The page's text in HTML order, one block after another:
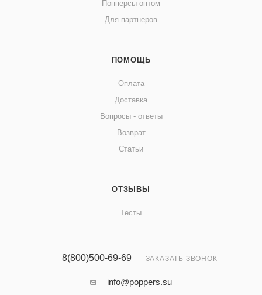
Попперсы оптом
Для партнеров
ПОМОЩЬ
Оплата
Доставка
Вопросы - ответы
Возврат
Статьи
ОТЗЫВЫ
Тесты
8(800)500-69-69 ЗАКАЗАТЬ ЗВОНОК
info@poppers.su